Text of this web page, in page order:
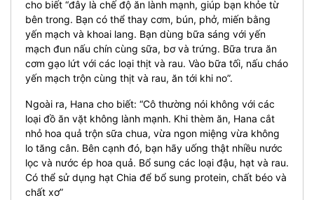
cho biết “đây là chế độ ăn lành mạnh, giúp bạn khỏe từ
bên trong. Bạn có thể thay cơm, bún, phở, miến bằng
yến mạch và khoai lang. Bạn dùng bữa sáng với yến
mạch đun nấu chín cùng sữa, bơ và trứng. Bữa trưa ăn
cơm gạo lứt với các loại thịt và rau. Vào bữa tối, nấu cháo
yến mạch trộn cùng thịt và rau, ăn tới khi no”.
Ngoài ra, Hana cho biết: “Cô thường nói không với các
loại đồ ăn vặt không lành mạnh. Khi thèm ăn, Hana cắt
nhỏ hoa quả trộn sữa chua, vừa ngon miệng vừa không
lo tăng cân. Bên cạnh đó, bạn hãy uống thật nhiều nước
lọc và nước ép hoa quả. Bổ sung các loại đậu, hạt và rau.
Có thể sử dụng hạt Chia để bổ sung protein, chất béo và
chất xơ”